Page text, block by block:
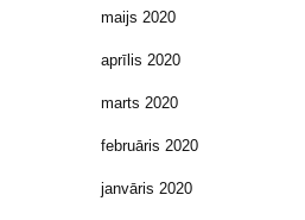
maijs 2020
aprīlis 2020
marts 2020
februāris 2020
janvāris 2020